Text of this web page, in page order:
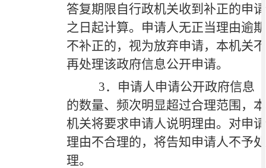
答复期限自行政机关收到补正的申请
之日起计算。申请人无正当理由逾期
不补正的，视为放弃申请，本机关不
再处理该政府信息公开申请。
3．申请人申请公开政府信息
的数量、频次明显超过合理范围，本
机关将要求申请人说明理由。对申请
理由不合理的，将告知申请人不予处
理。